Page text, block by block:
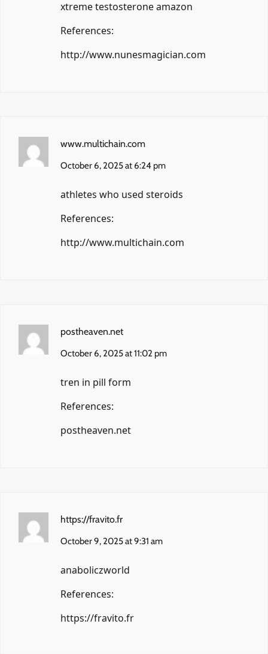
xtreme testosterone amazon
References:
http://www.nunesmagician.com
www.multichain.com
October 6, 2025 at 6:24 pm
athletes who used steroids
References:
http://www.multichain.com
postheaven.net
October 6, 2025 at 11:02 pm
tren in pill form
References:
postheaven.net
https://fravito.fr
October 9, 2025 at 9:31 am
anaboliczworld
References:
https://fravito.fr